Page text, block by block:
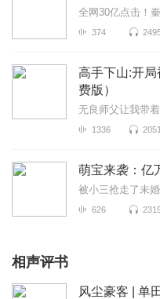
全网30亿点击！
374
高手下山:开
费版）
无良师父让我带
1336
萌宝来袭：亿
被小三抢走了未
626
相声评书
风尘豪客 | 单